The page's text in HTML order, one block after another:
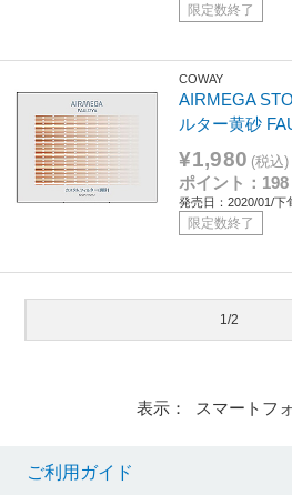
限定数終了
COWAY
AIRMEGA
ルター黄砂
¥1,980 (税込)
ポイント：198
発売日：2020/01/下
限定数終了
1/2
表示： スマートフ
ご利用ガイド